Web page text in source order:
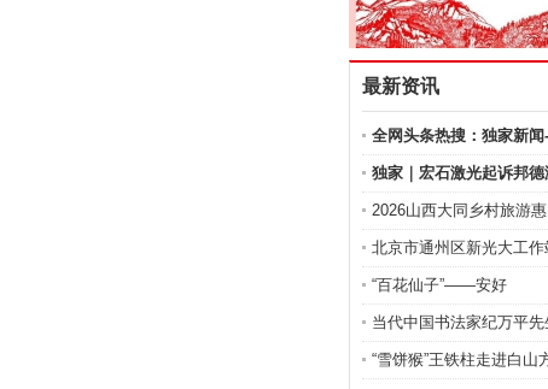
最新资讯
全网头条热搜：独家新
诉
独家｜宏石激光起诉邦
金额
2026山西大同乡村旅游
通
北京市通州区新光大工作
“百花仙子”——安好
当代中国书法家纪万平先
“雪饼猴”王铁柱走进白山